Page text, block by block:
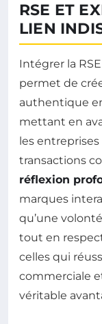
RSE ET
LIEN
Intégrer la
permet de
authentique
mettant en
les
transactions
réflexion
marques
qu’une
tout en
celles qui
commerciale
véritable